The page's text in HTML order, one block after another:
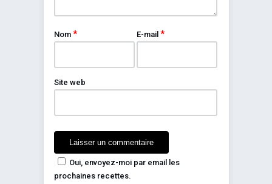
Nom * E-mail*
Site web
Oui, envoyez-moi par email les
prochaines recettes.